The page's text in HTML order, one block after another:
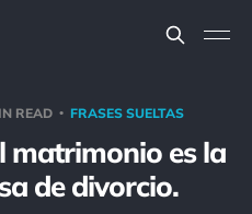
READ FRASES SUELTAS
matrimonio es la
de divorcio.